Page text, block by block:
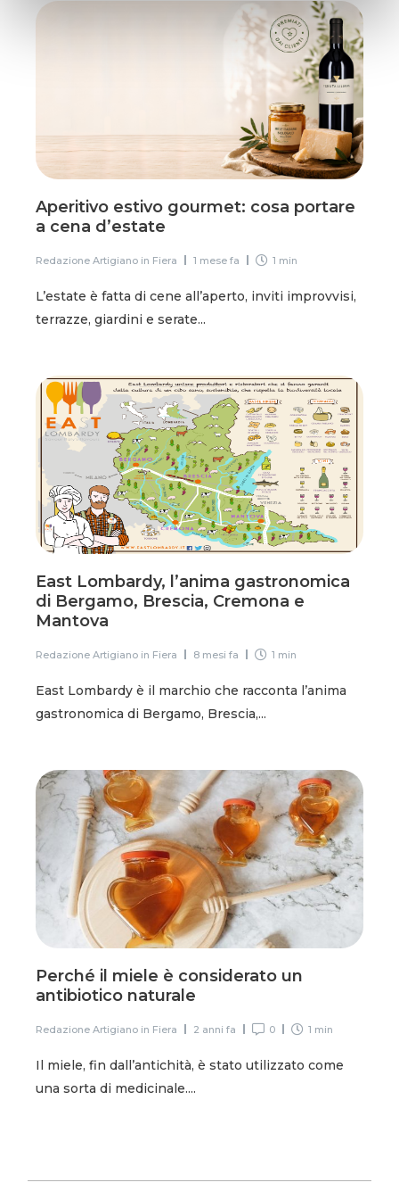
Aperitivo estivo gourmet: cosa portare
a cena d’estate
Redazione Artigiano in Fiera 1 mese fa 1 min
L’estate è fatta di cene all’aperto, inviti improvvisi,
terrazze, giardini e serate...
East Lombardy, l’anima gastronomica
di Bergamo, Brescia, Cremona e
Mantova
Redazione Artigiano in Fiera 8 mesi fa 1 min
East Lombardy è il marchio che racconta l’anima
gastronomica di Bergamo, Brescia,...
Perché il miele è considerato un
antibiotico naturale
Redazione Artigiano in Fiera 2 anni fa 0 1 min
Il miele, fin dall’antichità, è stato utilizzato come
una sorta di medicinale....